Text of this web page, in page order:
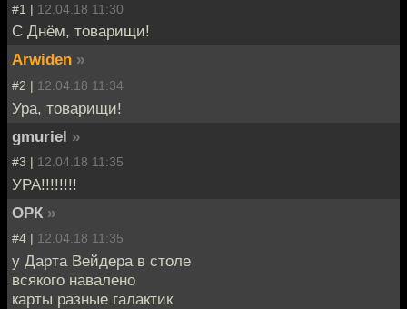
#1 | 12.04.18 11:30
С Днём, товарищи!
Arwiden »
#2 | 12.04.18 11:34
Ура, товарищи!
gmuriel »
#3 | 12.04.18 11:35
УРА!!!!!!!!
ОРК »
#4 | 12.04.18 11:35
у Дарта Вейдера в столе
всякого навалено
карты разные галактик